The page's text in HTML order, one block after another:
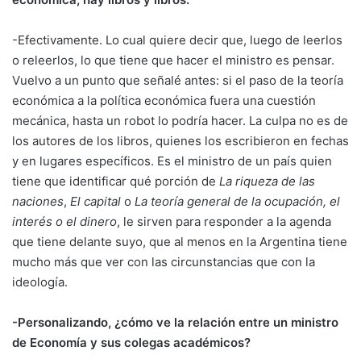
-Efectivamente. Lo cual quiere decir que, luego de leerlos
o releerlos, lo que tiene que hacer el ministro es pensar.
Vuelvo a un punto que señalé antes: si el paso de la teoría
económica a la política económica fuera una cuestión
mecánica, hasta un robot lo podría hacer. La culpa no es de
los autores de los libros, quienes los escribieron en fechas
y en lugares específicos. Es el ministro de un país quien
tiene que identificar qué porción de La riqueza de las
naciones, El capital o La teoría general de la ocupación, el
interés o el dinero, le sirven para responder a la agenda
que tiene delante suyo, que al menos en la Argentina tiene
mucho más que ver con las circunstancias que con la
ideología.
-Personalizando, ¿cómo ve la relación entre un ministro
de Economía y sus colegas académicos?